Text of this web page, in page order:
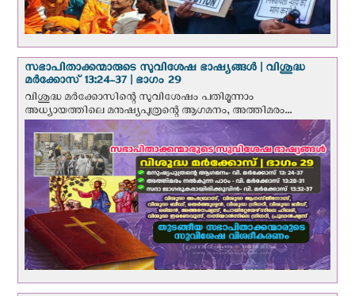
സഭാപിതാക്കന്മാരുടെ സുവിശേഷ ഭാഷ്യങ്ങള്‍ | വിശുദ്ധ
മര്‍ക്കോസ് 13:24-37 | ഭാഗം 29
വിശുദ്ധ മര്‍ക്കോസിന്റെ സുവിശേഷം പതിമൂന്നാം
അധ്യായത്തിലെ മനുഷ്യപുത്രന്റെ ആഗമനം, അത്തിമരം...